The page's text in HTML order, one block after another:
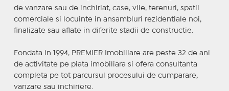
de vanzare sau de inchiriat, case, vile, terenuri, spatii
comerciale si locuinte in ansambluri rezidentiale noi,
finalizate sau aflate in diferite stadii de constructie.
Fondata in 1994, PREMIER Imobiliare are peste 32 de ani
de activitate pe piata imobiliara si ofera consultanta
completa pe tot parcursul procesului de cumparare,
vanzare sau inchiriere.